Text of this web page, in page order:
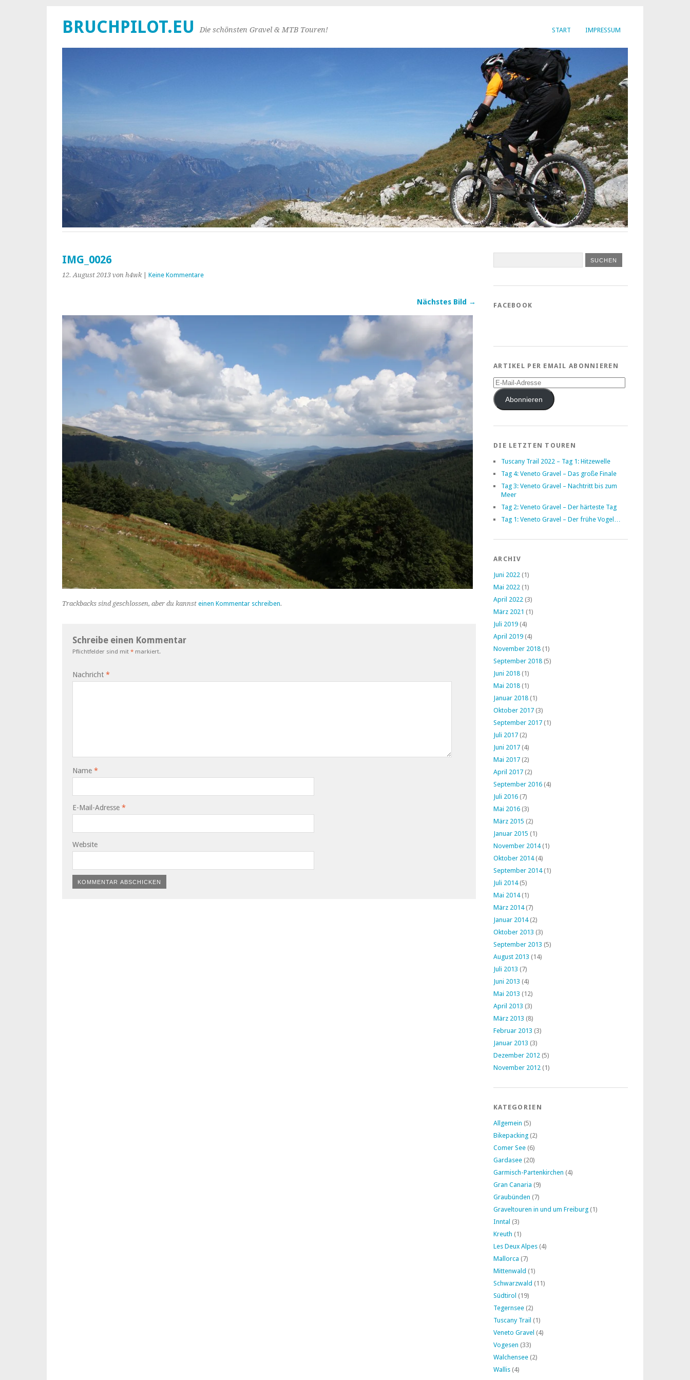
START IMPRESSUM
BRUCHPILOT.EU Die schönsten Gravel & MTB Touren!
IMG_0026
12. August 2013 von h4wk| Keine Kommentare
Nächstes Bild →
Trackbacks sind geschlossen, aber du kannst einen Kommentar schreiben.
Schreibe einen Kommentar
Pflichtfelder sind mit * markiert.
Nachricht *
Name *
E-Mail-Adresse *
Website
FACEBOOK
ARTIKEL PER EMAIL ABONNIEREN
E-
Mail-
AdresseAbonnieren
DIE LETZTEN TOUREN
Tuscany Trail 2022 – Tag 1: Hitzewelle
Tag 4: Veneto Gravel – Das große Finale
Tag 3: Veneto Gravel – Nachtritt bis zum
Meer
Tag 2: Veneto Gravel – Der härteste Tag
Tag 1: Veneto Gravel – Der frühe Vogel…
ARCHIV
Juni 2022 (1)
Mai 2022 (1)
April 2022 (3)
März 2021 (1)
Juli 2019 (4)
April 2019 (4)
November 2018 (1)
September 2018 (5)
Juni 2018 (1)
Mai 2018 (1)
Januar 2018 (1)
Oktober 2017 (3)
September 2017 (1)
Juli 2017 (2)
Juni 2017 (4)
Mai 2017 (2)
April 2017 (2)
September 2016 (4)
Juli 2016 (7)
Mai 2016 (3)
März 2015 (2)
Januar 2015 (1)
November 2014(1)
Oktober 2014(4)
September 2014(1)
Juli 2014(5)
Mai 2014(1)
März 2014(7)
Januar 2014(2)
Oktober 2013 (3)
September 2013 (5)
August 2013 (14)
Juli 2013 (7)
Juni 2013 (4)
Mai 2013 (12)
April 2013 (3)
März 2013 (8)
Februar 2013 (3)
Januar 2013 (3)
Dezember 2012 (5)
November 2012 (1)
KATEGORIEN
Allgemein (5)
Bikepacking (2)
Comer See (6)
Gardasee (20)
Garmisch-Partenkirchen (4)
Gran Canaria (9)
Graubünden (7)
Graveltouren in und um Freiburg (1)
Inntal (3)
Kreuth (1)
Les Deux Alpes (4)
Mallorca (7)
Mittenwald (1)
Schwarzwald (11)
Südtirol (19)
Tegernsee (2)
Tuscany Trail (1)
Veneto Gravel (4)
Vogesen (33)
Walchensee (2)
Wallis (4)